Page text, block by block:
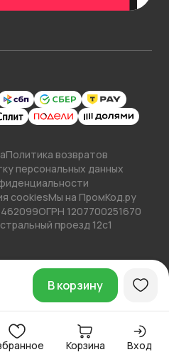
В корзину
Политика возвратов
персональных данных
cookiesМы на ПромКод.ру
ОГРН 1207700251670
проезд 12с1
Корзина Вход